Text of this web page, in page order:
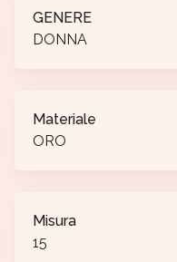
GENERE
DONNA
Materiale
ORO
Misura
15